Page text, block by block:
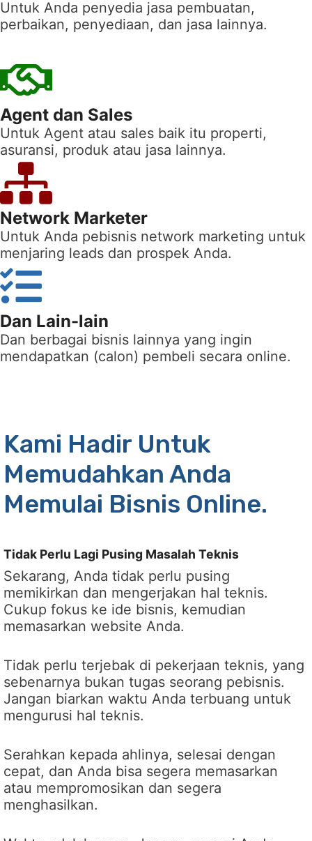
Untuk Anda penyedia jasa pembuatan,
perbaikan, penyediaan, dan jasa lainnya.
Agent dan Sales
Untuk Agent atau sales baik itu properti,
asuransi, produk atau jasa lainnya.
Network Marketer
Untuk Anda pebisnis network marketing untuk
menjaring leads dan prospek Anda.
Dan Lain-lain
Dan berbagai bisnis lainnya yang ingin
mendapatkan (calon) pembeli secara online.
Kami Hadir Untuk
Memudahkan Anda
Memulai Bisnis Online.
Tidak Perlu Lagi Pusing Masalah Teknis
Sekarang, Anda tidak perlu pusing
memikirkan dan mengerjakan hal teknis.
Cukup fokus ke ide bisnis, kemudian
memasarkan website Anda.
Tidak perlu terjebak di pekerjaan teknis, yang
sebenarnya bukan tugas seorang pebisnis.
Jangan biarkan waktu Anda terbuang untuk
mengurusi hal teknis.
Serahkan kepada ahlinya, selesai dengan
cepat, dan Anda bisa segera memasarkan
atau mempromosikan dan segera
menghasilkan.